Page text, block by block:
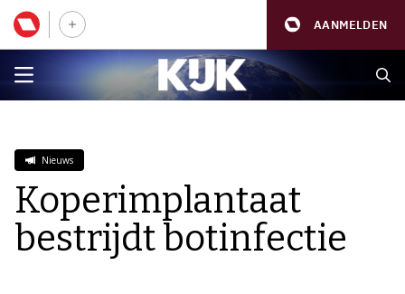
AANMELDEN
Nieuws
Koperimplantaat
bestrijdt botinfectie